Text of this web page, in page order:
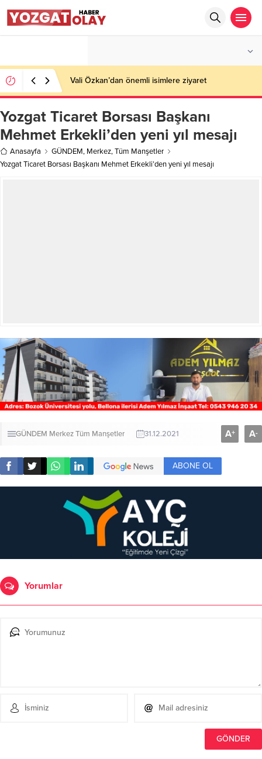
Vali Özkan’dan önemli isimlere ziyaret
Yozgat Ticaret Borsası Başkanı
Mehmet Erkekli’den yeni yıl mesajı
Anasayfa GÜNDEM, Merkez,Tüm Manşetler
Yozgat Ticaret Borsası Başkanı Mehmet Erkekli’den yeni yıl mesajı
GÜNDEM MerkezTüm Manşetler 31.12.2021 A+ A-
ABONE OL
Yorumlar